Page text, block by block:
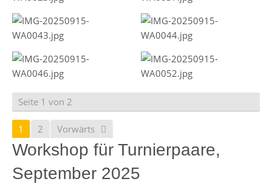
Seite 1 von 2
1 2 Vorwärts
Workshop für Turnierpaare,
September 2025